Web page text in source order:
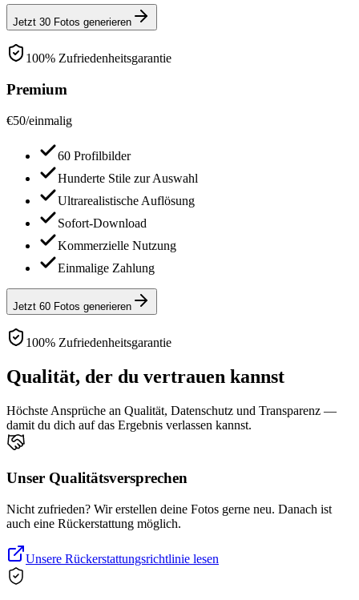
Jetzt 30 Fotos generieren
100% Zufriedenheitsgarantie
Premium
€50/einmalig
60 Profilbilder
Hunderte Stile zur Auswahl
Ultrarealistische Auflösung
Sofort-Download
Kommerzielle Nutzung
Einmalige Zahlung
Jetzt 60 Fotos generieren
100% Zufriedenheitsgarantie
Qualität, der du vertrauen kannst
Höchste Ansprüche an Qualität, Datenschutz und Transparenz —
damit du dich auf das Ergebnis verlassen kannst.
Unser Qualitätsversprechen
Nicht zufrieden? Wir erstellen deine Fotos gerne neu. Danach ist
auch eine Rückerstattung möglich.
Unsere Rückerstattungsrichtlinie lesen